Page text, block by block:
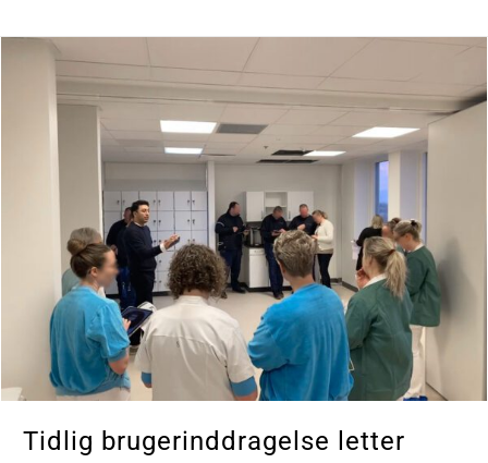
Tidlig brugerinddragelse letter